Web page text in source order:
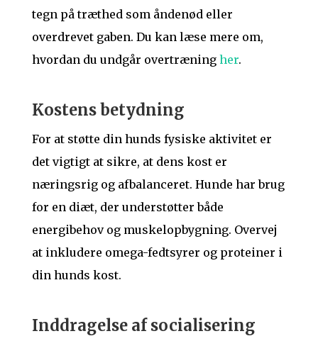
tegn på træthed som åndenød eller
overdrevet gaben. Du kan læse mere om,
hvordan du undgår overtræning her.
Kostens betydning
For at støtte din hunds fysiske aktivitet er
det vigtigt at sikre, at dens kost er
næringsrig og afbalanceret. Hunde har brug
for en diæt, der understøtter både
energibehov og muskelopbygning. Overvej
at inkludere omega-fedtsyrer og proteiner i
din hunds kost.
Inddragelse af socialisering